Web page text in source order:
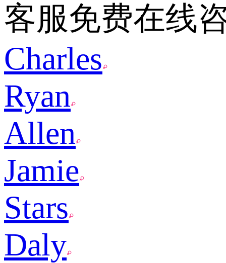
客服免费在线
Charles
Ryan
Allen
Jamie
Stars
Daly